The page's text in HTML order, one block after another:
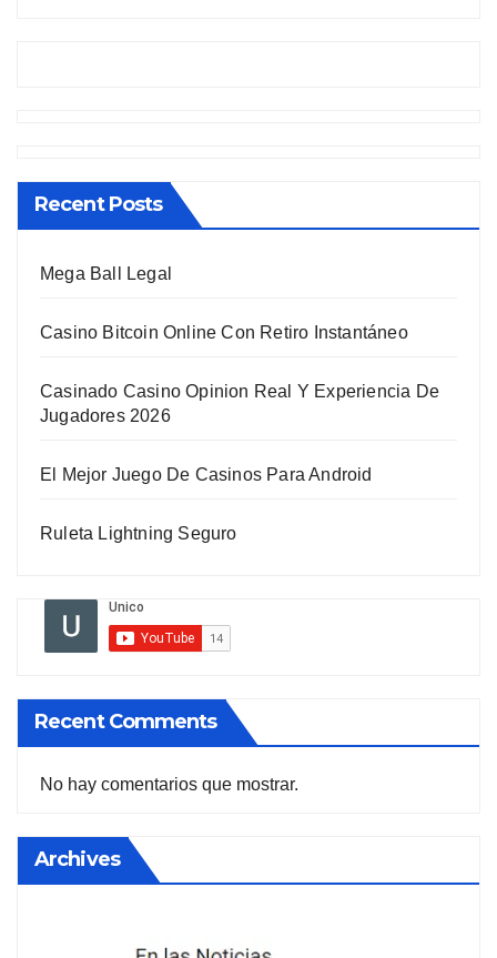
Recent Posts
Mega Ball Legal
Casino Bitcoin Online Con Retiro Instantáneo
Casinado Casino Opinion Real Y Experiencia De
Jugadores 2026
El Mejor Juego De Casinos Para Android
Ruleta Lightning Seguro
Recent Comments
No hay comentarios que mostrar.
Archives